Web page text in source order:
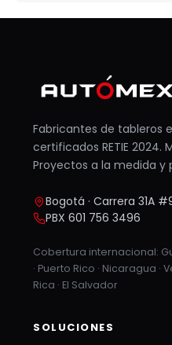
Fabricantes de tableros
certificados RETIE 2024.
Proyectos a la medida y
Bogotá · Carrera 31A
PBX 601 756 3496
Cobertura internacional:
· Puerto Rico · Nicaragua ·
Rica · El Salvador
SOLUCIONES